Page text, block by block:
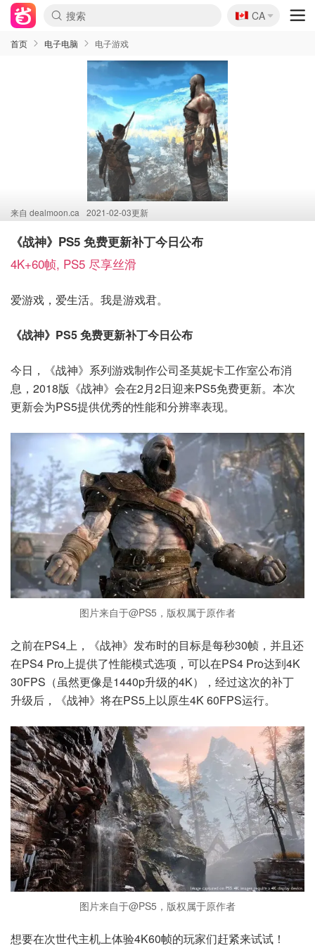
🇨🇦
CA
首页 电子电脑 电子游戏
来自 dealmoon.ca 2021-02-03更新
《战神》PS5 免费更新补丁今日公布
4K+60帧, PS5 尽享丝滑
爱游戏，爱生活。我是游戏君。
《战神》PS5 免费更新补丁今日公布
今日，《战神》系列游戏制作公司圣莫妮卡工作室公布消
息，2018版《战神》会在2月2日迎来PS5免费更新。本次
更新会为PS5提供优秀的性能和分辨率表现。
图片来自于@PS5，版权属于原作者
之前在PS4上，《战神》发布时的目标是每秒30帧，并且还
在PS4 Pro上提供了性能模式选项，可以在PS4 Pro达到4K
30FPS（虽然更像是1440p升级的4K），经过这次的补丁
升级后，《战神》将在PS5上以原生4K 60FPS运行。
图片来自于@PS5，版权属于原作者
想要在次世代主机上体验4K60帧的玩家们赶紧来试试！